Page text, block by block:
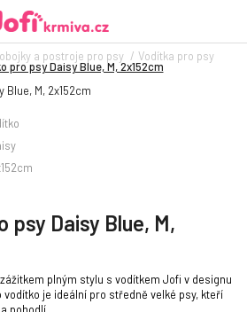
a postroje pro psy Vodítka pro psy
pro psy Daisy Blue, M, 2x152cm
Daisy Blue, M,
plným stylu s vodítkem Jofi v designu
je ideální pro středně velké psy, kteří